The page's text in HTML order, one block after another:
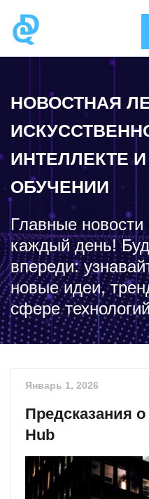
НОВОСТНАЯ
ИНТЕЛЛЕКТЕ
ОБУЧЕНИИ
Главные
каждый день!
впереди:
новые идеи,
сфере
Январь 1, 2026
Предсказания
Hub